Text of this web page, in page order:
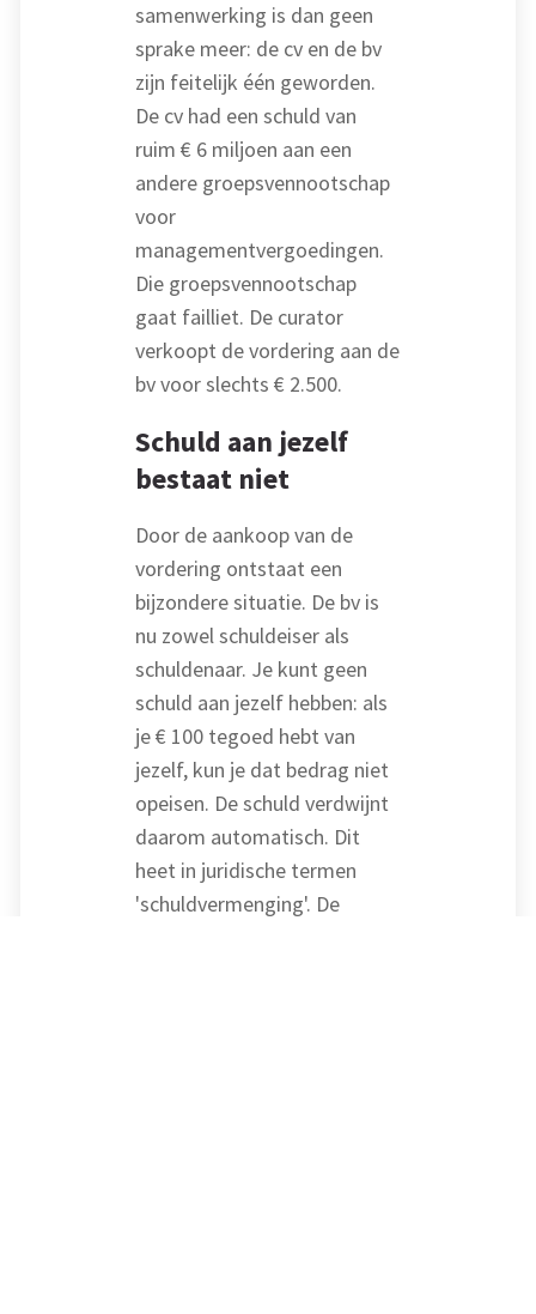
samenwerking is dan geen
sprake meer: de cv en de bv
zijn feitelijk één geworden.
De cv had een schuld van
ruim € 6 miljoen aan een
andere groepsvennootschap
voor
managementvergoedingen.
Die groepsvennootschap
gaat failliet. De curator
verkoopt de vordering aan de
bv voor slechts € 2.500.
Schuld aan jezelf
bestaat niet
Door de aankoop van de
vordering ontstaat een
bijzondere situatie. De bv is
nu zowel schuldeiser als
schuldenaar. Je kunt geen
schuld aan jezelf hebben: als
je € 100 tegoed hebt van
jezelf, kun je dat bedrag niet
opeisen. De schuld verdwijnt
daarom automatisch. Dit
heet in juridische termen
'schuldvermenging'. De